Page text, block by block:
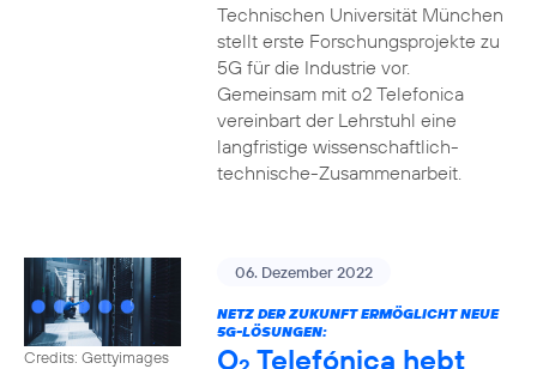
Technischen Universität München
stellt erste Forschungsprojekte zu
5G für die Industrie vor.
Gemeinsam mit o2 Telefonica
vereinbart der Lehrstuhl eine
langfristige wissenschaftlich-
technische-Zusammenarbeit.
Credits: Gettyimages
06. Dezember 2022
NETZ DER ZUKUNFT ERMÖGLICHT NEUE
5G-LÖSUNGEN:
O Telefónica hebt